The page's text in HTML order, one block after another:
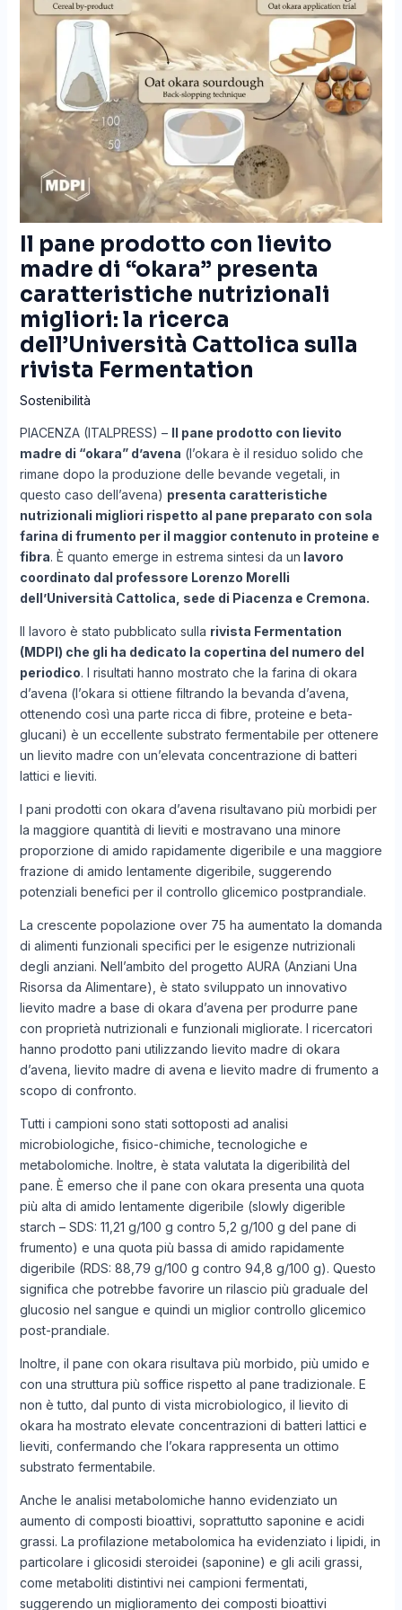
Il pane prodotto con lievito
madre di “okara” presenta
caratteristiche nutrizionali
migliori: la ricerca
dell’Università Cattolica sulla
rivista Fermentation
Sostenibilità
PIACENZA (ITALPRESS) – Il pane prodotto con lievito
madre di “okara” d’avena (l’okara è il residuo solido che
rimane dopo la produzione delle bevande vegetali, in
questo caso dell’avena) presenta caratteristiche
nutrizionali migliori rispetto al pane preparato con sola
farina di frumento per il maggior contenuto in proteine e
fibra. È quanto emerge in estrema sintesi da un lavoro
coordinato dal professore Lorenzo Morelli
dell’Università Cattolica, sede di Piacenza e Cremona.
Il lavoro è stato pubblicato sulla rivista Fermentation
(MDPI) che gli ha dedicato la copertina del numero del
periodico. I risultati hanno mostrato che la farina di okara
d’avena (l’okara si ottiene filtrando la bevanda d’avena,
ottenendo così una parte ricca di fibre, proteine e beta-
glucani) è un eccellente substrato fermentabile per ottenere
un lievito madre con un’elevata concentrazione di batteri
lattici e lieviti.
I pani prodotti con okara d’avena risultavano più morbidi per
la maggiore quantità di lieviti e mostravano una minore
proporzione di amido rapidamente digeribile e una maggiore
frazione di amido lentamente digeribile, suggerendo
potenziali benefici per il controllo glicemico postprandiale.
La crescente popolazione over 75 ha aumentato la domanda
di alimenti funzionali specifici per le esigenze nutrizionali
degli anziani. Nell’ambito del progetto AURA (Anziani Una
Risorsa da Alimentare), è stato sviluppato un innovativo
lievito madre a base di okara d’avena per produrre pane
con proprietà nutrizionali e funzionali migliorate. I ricercatori
hanno prodotto pani utilizzando lievito madre di okara
d’avena, lievito madre di avena e lievito madre di frumento a
scopo di confronto.
Tutti i campioni sono stati sottoposti ad analisi
microbiologiche, fisico-chimiche, tecnologiche e
metabolomiche. Inoltre, è stata valutata la digeribilità del
pane. È emerso che il pane con okara presenta una quota
più alta di amido lentamente digeribile (slowly digerible
starch – SDS: 11,21 g/100 g contro 5,2 g/100 g del pane di
frumento) e una quota più bassa di amido rapidamente
digeribile (RDS: 88,79 g/100 g contro 94,8 g/100 g). Questo
significa che potrebbe favorire un rilascio più graduale del
glucosio nel sangue e quindi un miglior controllo glicemico
post-prandiale.
Inoltre, il pane con okara risultava più morbido, più umido e
con una struttura più soffice rispetto al pane tradizionale. E
non è tutto, dal punto di vista microbiologico, il lievito di
okara ha mostrato elevate concentrazioni di batteri lattici e
lieviti, confermando che l’okara rappresenta un ottimo
substrato fermentabile.
Anche le analisi metabolomiche hanno evidenziato un
aumento di composti bioattivi, soprattutto saponine e acidi
grassi. La profilazione metabolomica ha evidenziato i lipidi, in
particolare i glicosidi steroidei (saponine) e gli acili grassi,
come metaboliti distintivi nei campioni fermentati,
suggerendo un miglioramento dei composti bioattivi